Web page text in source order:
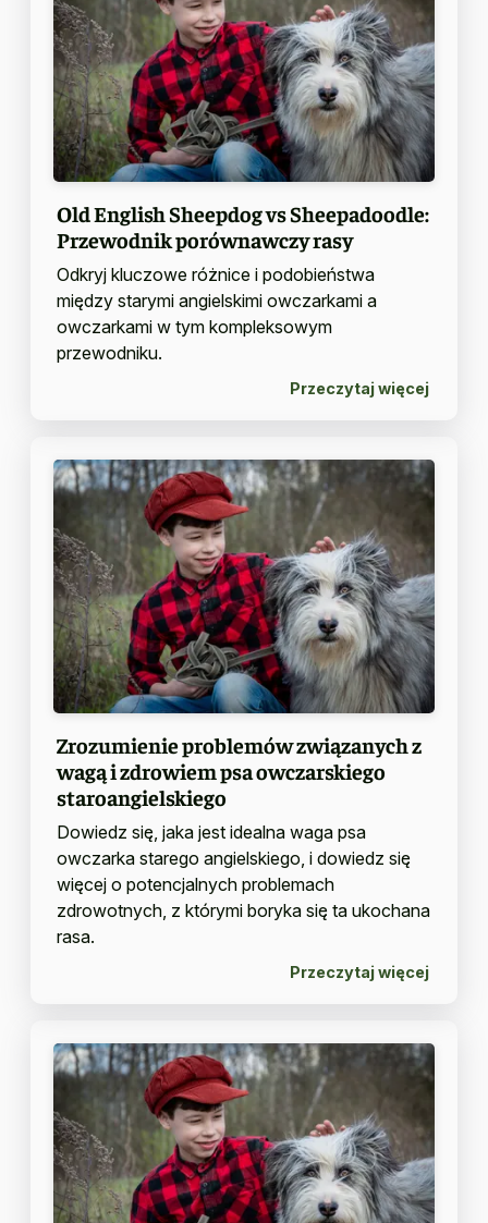
Old English Sheepdog vs Sheepadoodle:
Przewodnik porównawczy rasy
Odkryj kluczowe różnice i podobieństwa
między starymi angielskimi owczarkami a
owczarkami w tym kompleksowym
przewodniku.
Przeczytaj więcej
Zrozumienie problemów związanych z
wagą i zdrowiem psa owczarskiego
staroangielskiego
Dowiedz się, jaka jest idealna waga psa
owczarka starego angielskiego, i dowiedz się
więcej o potencjalnych problemach
zdrowotnych, z którymi boryka się ta ukochana
rasa.
Przeczytaj więcej